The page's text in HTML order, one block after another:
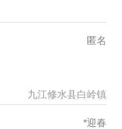
匿名
九江修水县白岭镇
*迎春